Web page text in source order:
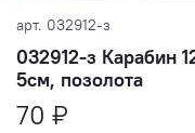
арт. 032912-з
032912-з Карабин
5см, позолота
70 ₽